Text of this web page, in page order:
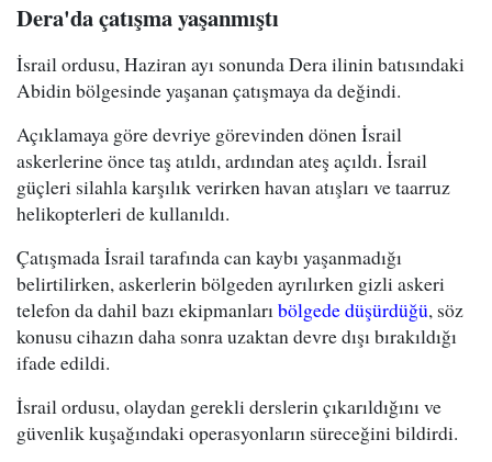
Dera'da çatışma yaşanmıştı
İsrail ordusu, Haziran ayı sonunda Dera ilinin batısındaki
Abidin bölgesinde yaşanan çatışmaya da değindi.
Açıklamaya göre devriye görevinden dönen İsrail
askerlerine önce taş atıldı, ardından ateş açıldı. İsrail
güçleri silahla karşılık verirken havan atışları ve taarruz
helikopterleri de kullanıldı.
Çatışmada İsrail tarafında can kaybı yaşanmadığı
belirtilirken, askerlerin bölgeden ayrılırken gizli askeri
telefon da dahil bazı ekipmanlarıbölgede düşürdüğü, söz
konusu cihazın daha sonra uzaktan devre dışı bırakıldığı
ifade edildi.
İsrail ordusu, olaydan gerekli derslerin çıkarıldığını ve
güvenlik kuşağındaki operasyonların süreceğini bildirdi.